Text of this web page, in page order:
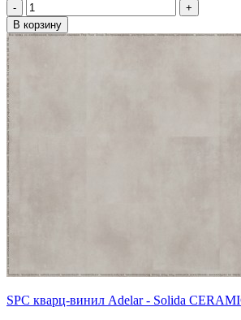
SPC кварц-винил Adelar - Solida